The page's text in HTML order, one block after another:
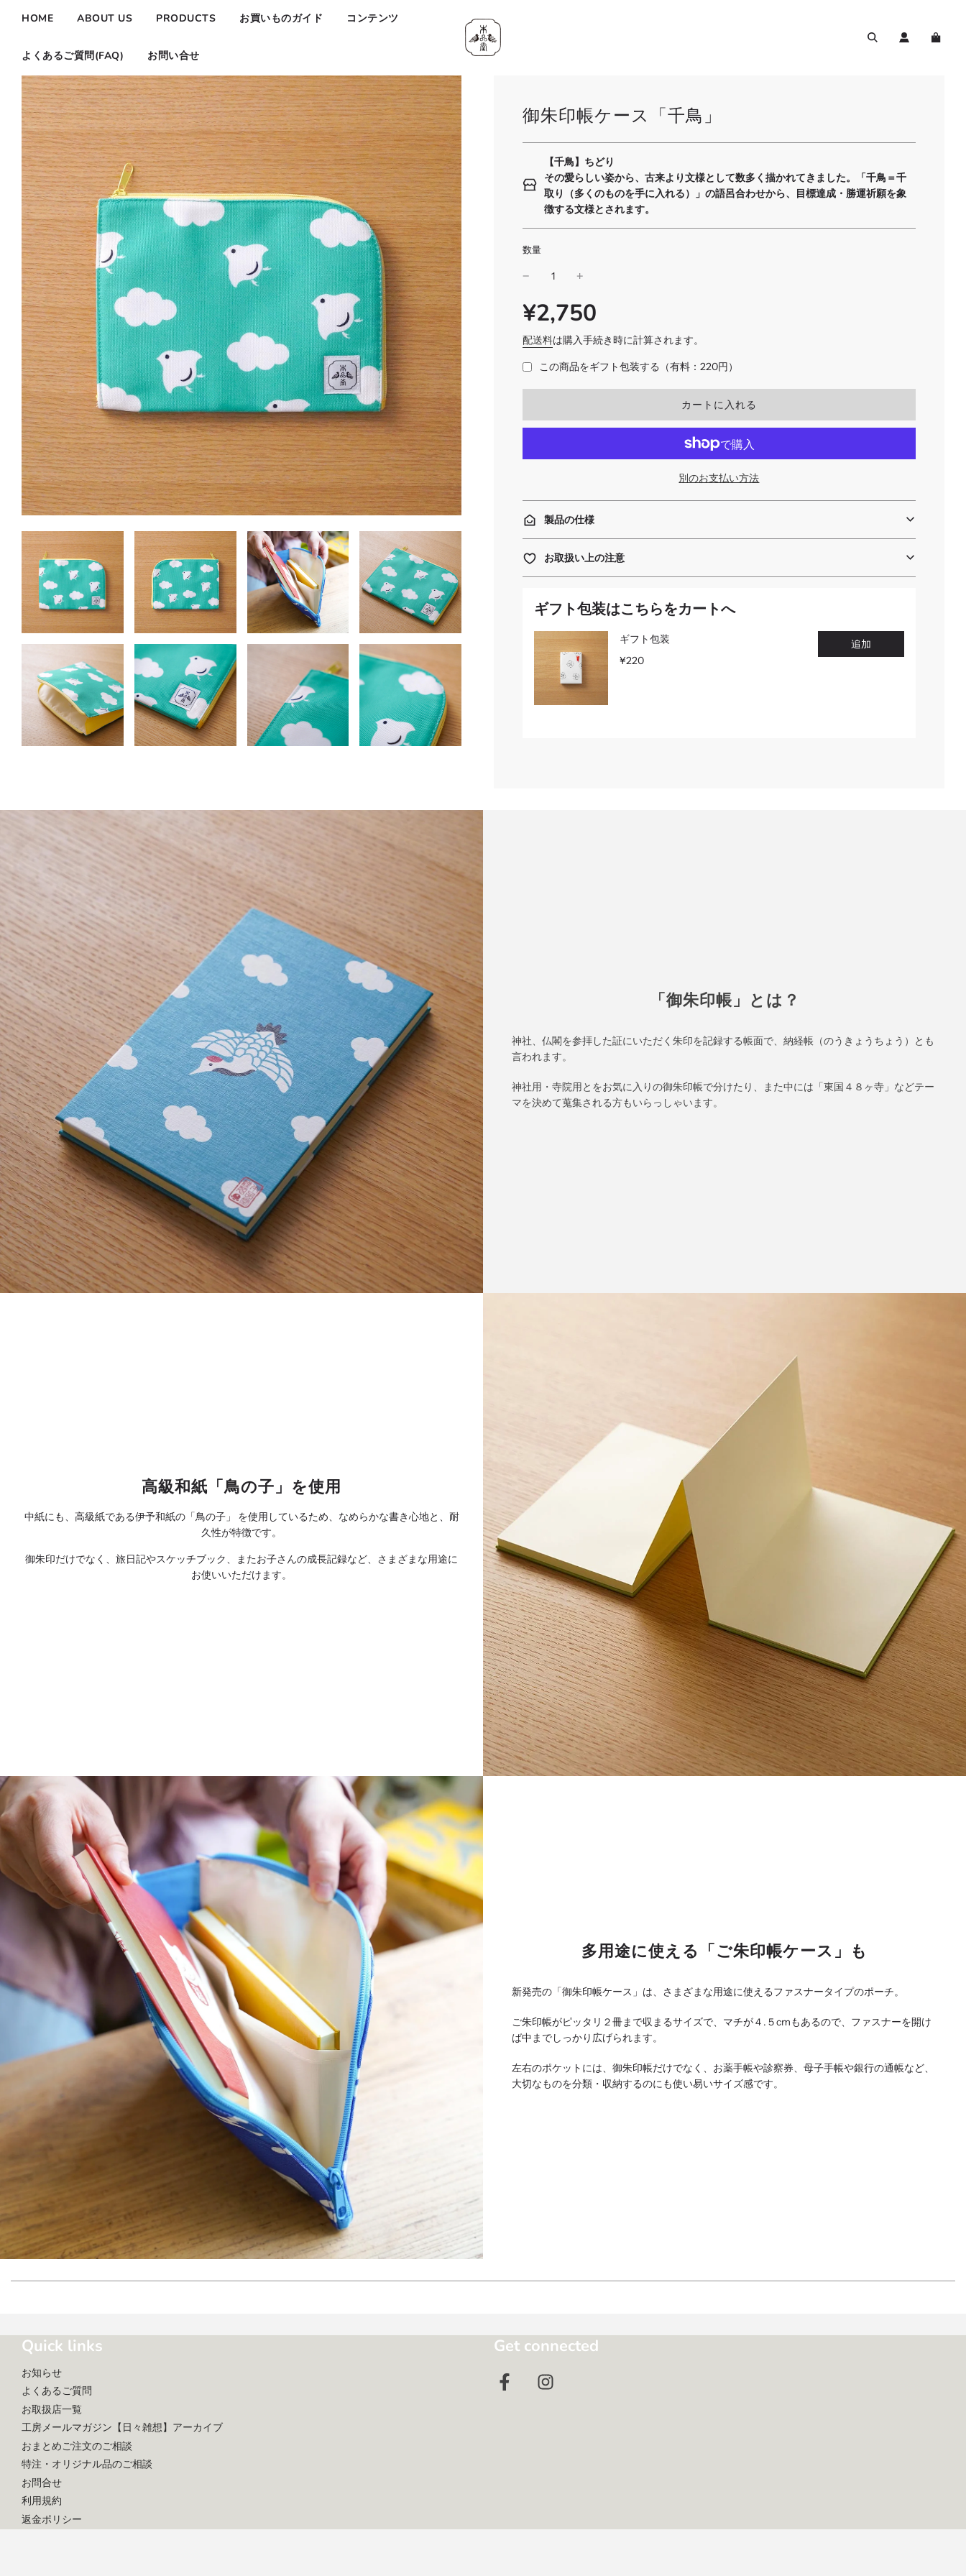
HOME ABOUT US PRODUCTS お買いものガイド コンテンツ
よくあるご質問(FAQ) お問い合せ
御朱印帳ケース「千鳥」
【千鳥】ちどり
その愛らしい姿から、古来より文様として数多く描かれてきました。「千鳥＝千
取り（多くのものを手に入れる）」の語呂合わせから、目標達成・勝運祈願を象
徴する文様とされます。
数量
SALE
PRICE
通
常
価
格
¥2,750
配送料は購入手続き時に計算されます。
この商品をギフト包装する（有料：220円）
読
込
み
中
.
.
.
カートに入れる
別のお支払い方法
製品の仕様
お取扱い上の注意
ギフト包装はこちらをカートへ
「御朱印帳」とは？
神社、仏閣を参拝した証にいただく朱印を記録する帳面で、納経帳（のうきょうちょう）とも
言われます。
神社用・寺院用とをお気に入りの御朱印帳で分けたり、また中には「東国４８ヶ寺」などテー
マを決めて蒐集される方もいらっしゃいます。
高級和紙「鳥の子」を使用
中紙にも、高級紙である伊予和紙の「鳥の子」 を使用しているため、なめらかな書き心地と、耐
久性が特徴です。
御朱印だけでなく、旅日記やスケッチブック、またお子さんの成長記録など、さまざまな用途に
お使いいただけます。
多用途に使える「ご朱印帳ケース」も
新発売の「御朱印帳ケース」は、さまざまな用途に使えるファスナータイプのポーチ。
ご朱印帳がピッタリ２冊まで収まるサイズで、マチが４.５cmもあるので、ファスナーを開け
ば中までしっかり広げられます。
左右のポケットには、御朱印帳だけでなく、お薬手帳や診察券、母子手帳や銀行の通帳など、
大切なものを分類・収納するのにも使い易いサイズ感です。
Quick links
お知らせ
よくあるご質問
お取扱店一覧
工房メールマガジン【日々雑想】アーカイブ
おまとめご注文のご相談
特注・オリジナル品のご相談
お問合せ
利用規約
返金ポリシー
Get connected